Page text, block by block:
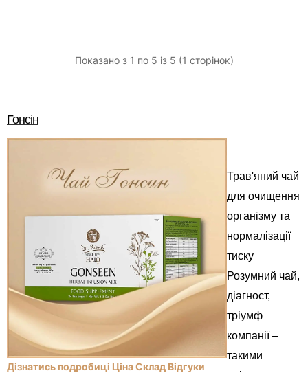
Показано з 1 по 5 із 5 (1 сторінок)
Гонсін
Дізнатись подробиці Ціна Склад Відгуки
Трав'яний чай
для очищення
організму та
нормалізації
тиску
Розумний чай,
діагност,
тріумф
компанії –
такими